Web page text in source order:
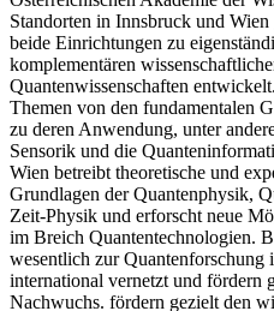
Standorten in Innsbruck und
beide Einrichtungen zu
komplementären
Quantenwissenschaften
Themen von den fundamentalen
zu deren Anwendung, unter
Sensorik und die
Wien betreibt theoretische und
Grundlagen der Quantenphysik,
Zeit-Physik und erforscht neue
im Breich Quantentechnologien.
wesentlich zur Quantenforschung
international vernetzt und fördern
Nachwuchs. fördern gezielt den